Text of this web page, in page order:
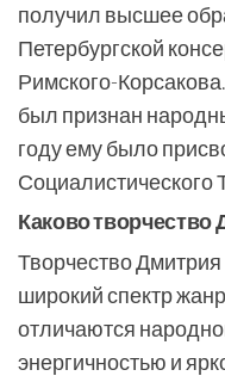
получил высшее
Петербургской
Римского-
был признан
году ему было
Социалистического
Каково творчество
Творчество
широкий спектр
отличаются
энергичностью и